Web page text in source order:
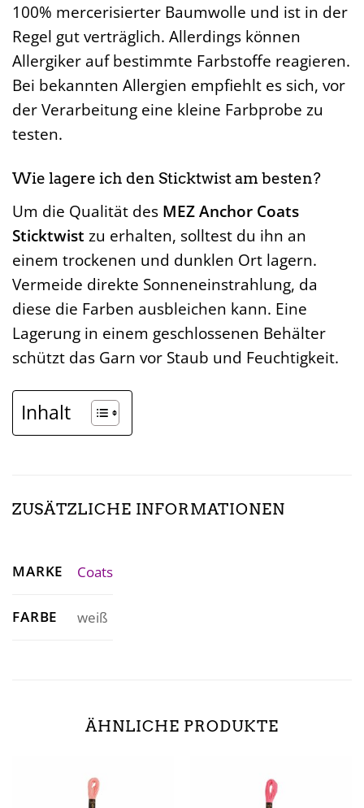
100% mercerisierter Baumwolle und ist in der
Regel gut verträglich. Allerdings können
Allergiker auf bestimmte Farbstoffe reagieren.
Bei bekannten Allergien empfiehlt es sich, vor
der Verarbeitung eine kleine Farbprobe zu
testen.
Wie lagere ich den Sticktwist am besten?
Um die Qualität des MEZ Anchor Coats
Sticktwist zu erhalten, solltest du ihn an
einem trockenen und dunklen Ort lagern.
Vermeide direkte Sonneneinstrahlung, da
diese die Farben ausbleichen kann. Eine
Lagerung in einem geschlossenen Behälter
schützt das Garn vor Staub und Feuchtigkeit.
Inhalt
ZUSÄTZLICHE INFORMATIONEN
MARKE Coats
FARBE weiß
ÄHNLICHE PRODUKTE